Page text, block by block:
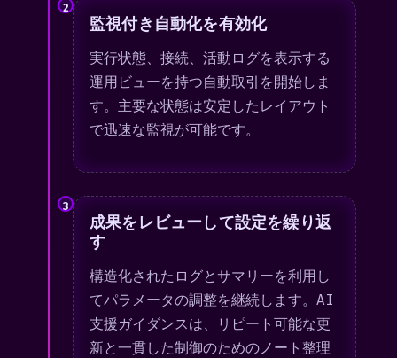
2
監視付き自動化を有効化
実行状態、接続、活動ログを表示する
運用ビューを持つ自動取引を開始しま
す。主要な状態は安定したレイアウト
で迅速な監視が可能です。
3
成果をレビューして設定を繰り返
す
構造化されたログとサマリーを利用し
てパラメータの調整を継続します。AI
支援ガイダンスは、リピート可能な更
新と一貫した制御のためのノート整理